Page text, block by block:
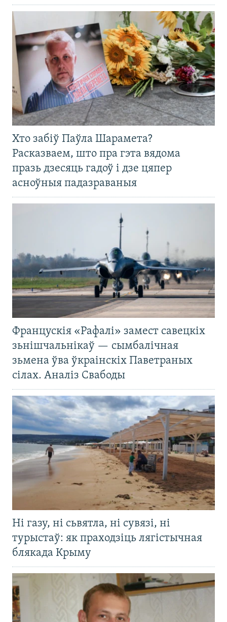
Хто забіў Паўла Шарамета?
Расказваем, што пра гэта вядома
празь дзесяць гадоў і дзе цяпер
асноўныя падазраваныя
Францускія «Рафалі» замест савецкіх
зьнішчальнікаў — сымбалічная
зьмена ўва ўкраінскіх Паветраных
сілах. Аналіз Свабоды
Ні газу, ні сьвятла, ні сувязі, ні
турыстаў: як праходзіць лягістычная
блякада Крыму